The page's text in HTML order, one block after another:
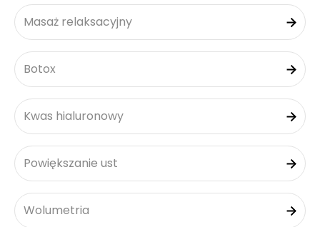
Masaż relaksacyjny
Botox
Kwas hialuronowy
Powiększanie ust
Wolumetria